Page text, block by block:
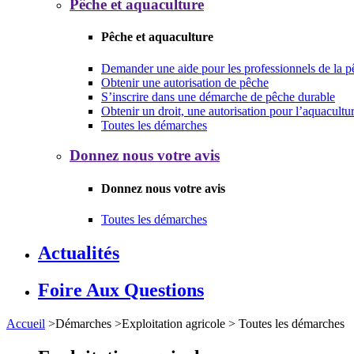
Pêche et aquaculture
Pêche et aquaculture
Demander une aide pour les professionnels de la
Obtenir une autorisation de pêche
S’inscrire dans une démarche de pêche durable
Obtenir un droit, une autorisation pour
Toutes les démarches
Donnez nous votre avis
Donnez nous votre avis
Toutes les démarches
Actualités
Foire Aux Questions
Accueil >Démarches >Exploitation agricole > Toutes les démarches